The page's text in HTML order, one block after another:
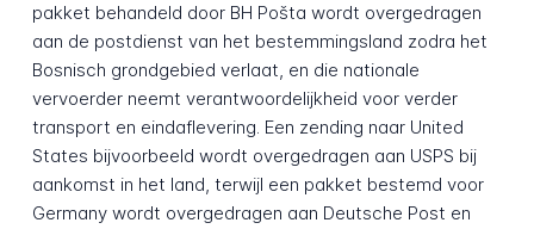
pakket behandeld door BH Pošta wordt overgedragen
aan de postdienst van het bestemmingsland zodra het
Bosnisch grondgebied verlaat, en die nationale
vervoerder neemt verantwoordelijkheid voor verder
transport en eindaflevering. Een zending naar United
States bijvoorbeeld wordt overgedragen aan USPS bij
aankomst in het land, terwijl een pakket bestemd voor
Germany wordt overgedragen aan Deutsche Post en